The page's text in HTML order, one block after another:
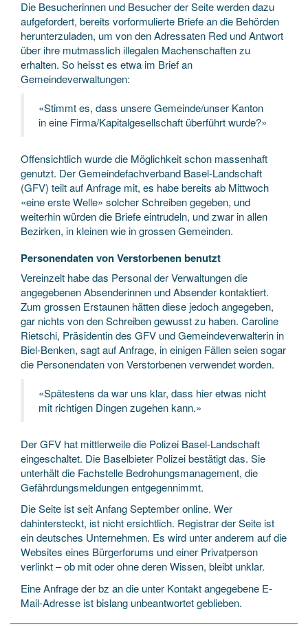
Die Besucherinnen und Besucher der Seite werden dazu
aufgefordert, bereits vorformulierte Briefe an die Behörden
herunterzuladen, um von den Adressaten Red und Antwort
über ihre mutmasslich illegalen Machenschaften zu
erhalten. So heisst es etwa im Brief an
Gemeindeverwaltungen:
«Stimmt es, dass unsere Gemeinde/unser Kanton
in eine Firma/Kapitalgesellschaft überführt wurde?»
Offensichtlich wurde die Möglichkeit schon massenhaft
genutzt. Der Gemeindefachverband Basel-Landschaft
(GFV) teilt auf Anfrage mit, es habe bereits ab Mittwoch
«eine erste Welle» solcher Schreiben gegeben, und
weiterhin würden die Briefe eintrudeln, und zwar in allen
Bezirken, in kleinen wie in grossen Gemeinden.
Personendaten von Verstorbenen benutzt
Vereinzelt habe das Personal der Verwaltungen die
angegebenen Absenderinnen und Absender kontaktiert.
Zum grossen Erstaunen hätten diese jedoch angegeben,
gar nichts von den Schreiben gewusst zu haben. Caroline
Rietschi, Präsidentin des GFV und Gemeindeverwalterin in
Biel-Benken, sagt auf Anfrage, in einigen Fällen seien sogar
die Personendaten von Verstorbenen verwendet worden.
«Spätestens da war uns klar, dass hier etwas nicht
mit richtigen Dingen zugehen kann.»
Der GFV hat mittlerweile die Polizei Basel-Landschaft
eingeschaltet. Die Baselbieter Polizei bestätigt das. Sie
unterhält die Fachstelle Bedrohungsmanagement, die
Gefährdungsmeldungen entgegennimmt.
Die Seite ist seit Anfang September online. Wer
dahintersteckt, ist nicht ersichtlich. Registrar der Seite ist
ein deutsches Unternehmen. Es wird unter anderem auf die
Websites eines Bürgerforums und einer Privatperson
verlinkt – ob mit oder ohne deren Wissen, bleibt unklar.
Eine Anfrage der bz an die unter Kontakt angegebene E-
Mail-Adresse ist bislang unbeantwortet geblieben.